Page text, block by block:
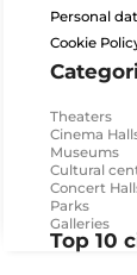
Personal
Cookie
Theaters
Cinema
Museums
Cultural
Concert
Parks
Galleries
Top 10